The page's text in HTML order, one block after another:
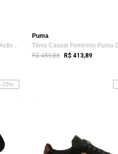
Shorts Masculino Longo Puma Active Inter...
Puma
R$ 459,88 R$ 413,89
-23%